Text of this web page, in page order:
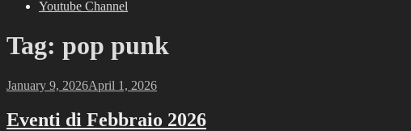
Youtube Channel
Tag: pop punk
Posted
January 9, 2026April 1, 2026
Eventi di Febbraio 2026